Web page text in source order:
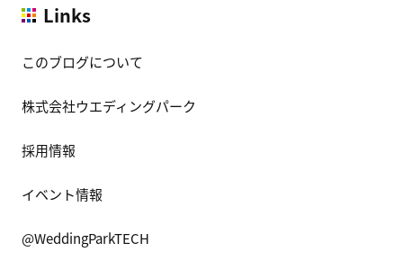
Links
このブログについて
株式会社ウエディングパーク
採用情報
イベント情報
@WeddingParkTECH